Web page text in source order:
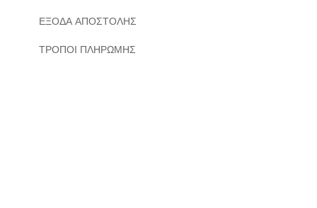
ΕΞΟΔΑ ΑΠΟΣΤΟΛΗΣ
ΤΡΟΠΟΙ ΠΛΗΡΩΜΗΣ